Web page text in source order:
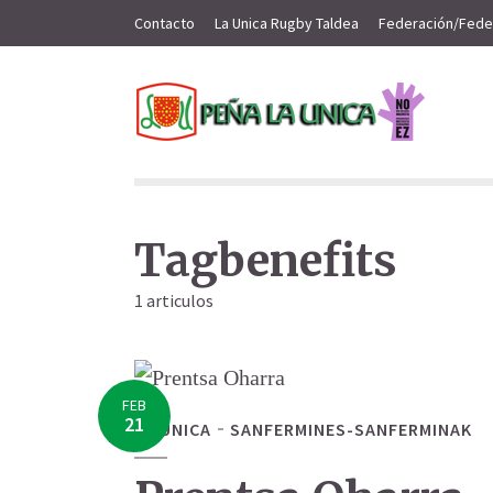
Contacto La Unica Rugby Taldea Federación/
Tagbenefits
1 articulos
FEB
21LA UNICA SANFERMINES-SANFERMINAK